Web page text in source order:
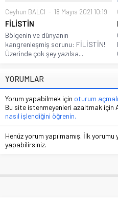
Ceyhun BALCI 18 Mayıs 2021 10:19
FİLİSTİN
Bölgenin ve dünyanın
kangrenleşmiş sorunu: FİLİSTİN!
Üzerinde çok şey yazılsa...
YORUMLAR
Yorum yapabilmek için oturum
Bu site istenmeyenleri azaltmak için
nasıl işlendiğini öğrenin.
Henüz yorum yapılmamış. İlk yorumu
yapabilirsiniz.